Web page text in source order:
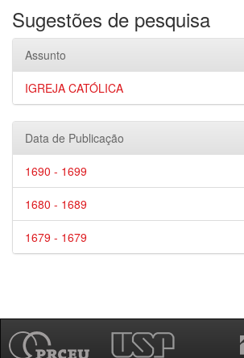
Sugestões de pesquisa
Assunto
IGREJA CATÓLICA
Data de Publicação
1690 - 1699
1680 - 1689
1679 - 1679